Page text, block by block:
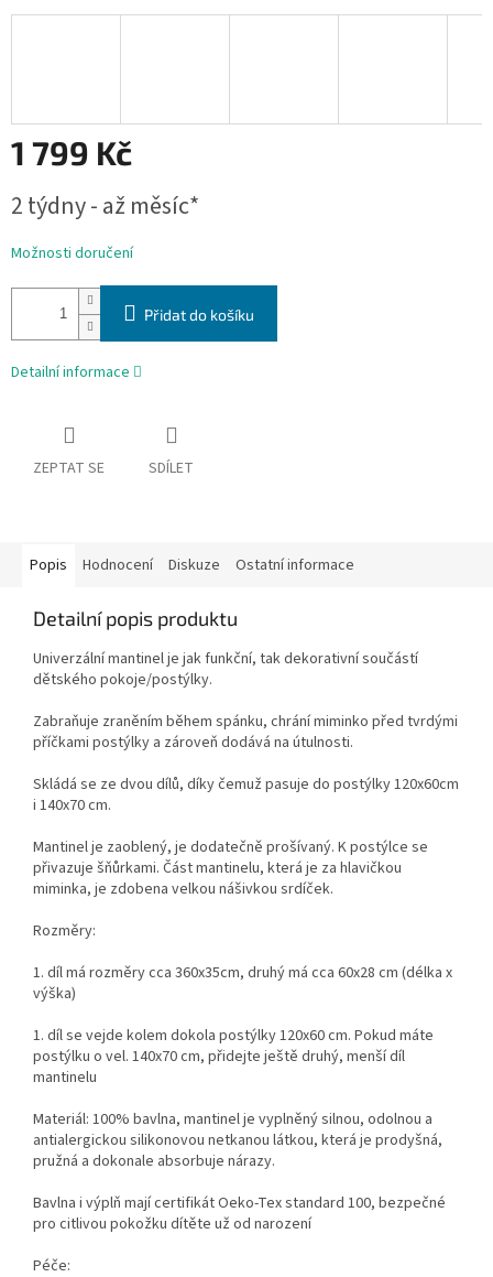
1 799 Kč
cena:
2 týdny - až měsíc*
Možnosti doručení
Přidat do košíku
Detailní informace
ZEPTAT SE SDÍLET
Popis Hodnocení Diskuze Ostatní informace
Detailní popis produktu
Univerzální mantinel je jak funkční, tak dekorativní součástí
dětského pokoje/postýlky.
Zabraňuje zraněním během spánku, chrání miminko před tvrdými
příčkami postýlky a zároveň dodává na útulnosti.
Skládá se ze dvou dílů, díky čemuž pasuje do postýlky 120x60cm
i 140x70 cm.
Mantinel je zaoblený, je dodatečně prošívaný. K postýlce se
přivazuje šňůrkami. Část mantinelu, která je za hlavičkou
miminka, je zdobena velkou nášivkou srdíček.
Rozměry:
1. díl má rozměry cca 360x35cm, druhý má cca 60x28 cm (délka x
výška)
1. díl se vejde kolem dokola postýlky 120x60 cm. Pokud máte
postýlku o vel. 140x70 cm, přidejte ještě druhý, menší díl
mantinelu
Materiál: 100% bavlna, mantinel je vyplněný silnou, odolnou a
antialergickou silikonovou netkanou látkou, která je prodyšná,
pružná a dokonale absorbuje nárazy.
Bavlna i výplň mají certifikát Oeko-Tex standard 100, bezpečné
pro citlivou pokožku dítěte už od narození
Péče: